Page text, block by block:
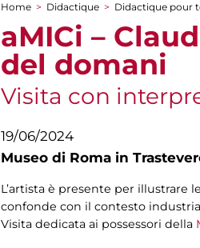
You are here
Home > Didactique > Didactique pour
aMICi –
del domani
Visita con
19/06/2024
Museo di Roma in
L’artista è presente per illustrare
confonde con il contesto
Visita dedicata ai possessori della